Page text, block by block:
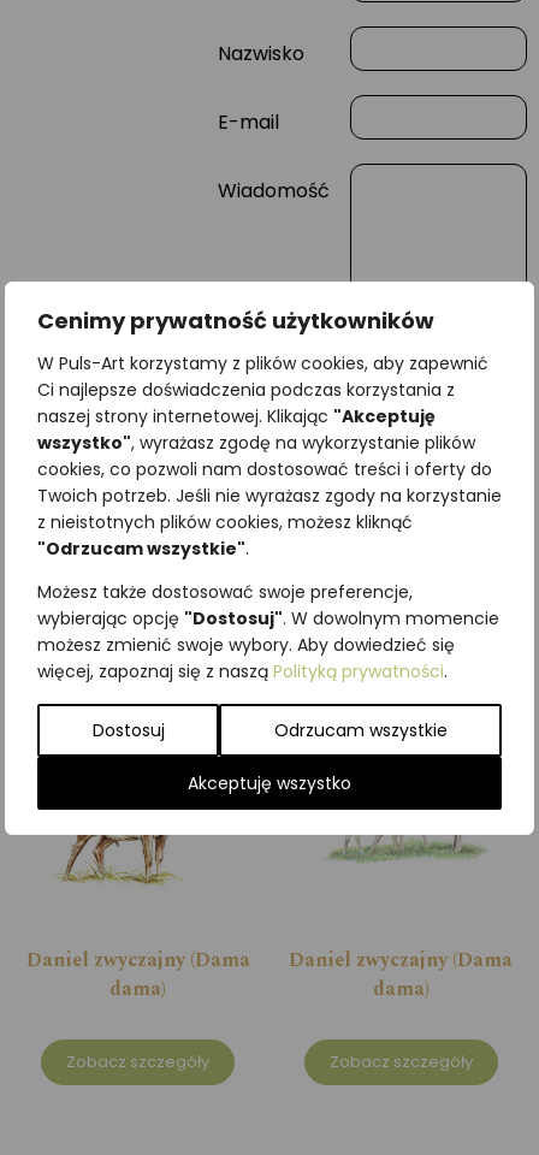
Cenimy prywatność użytkowników
W Puls-Art korzystamy z plików cookies, aby zapewnić
Ci najlepsze doświadczenia podczas korzystania z
naszej strony internetowej. Klikając "Akceptuję
wszystko", wyrażasz zgodę na wykorzystanie plików
cookies, co pozwoli nam dostosować treści i oferty do
Twoich potrzeb. Jeśli nie wyrażasz zgody na korzystanie
z nieistotnych plików cookies, możesz kliknąć
"Odrzucam wszystkie".
Możesz także dostosować swoje preferencje,
wybierając opcję "Dostosuj". W dowolnym momencie
możesz zmienić swoje wybory. Aby dowiedzieć się
więcej, zapoznaj się z naszą Polityką prywatności.
Dostosuj Odrzucam wszystkie
Akceptuję wszystko
Nazwisko
E-mail
Wiadomość
Najniższa cena z ostatnich 30
dni:65,00zł
SKU:Brak danych
Kategorie:
Zwierzęta leśne
Podobne produkty
Daniel zwyczajny (Dama
dama)
Zobacz szczegóły
Daniel zwyczajny (Dama
dama)
Zobacz szczegóły